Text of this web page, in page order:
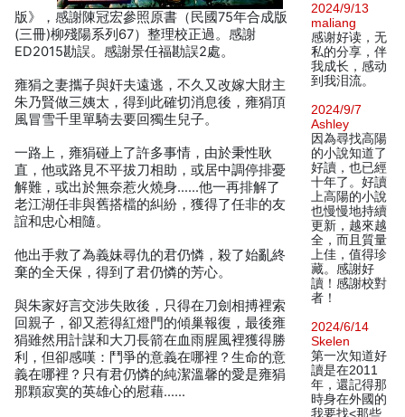
版》，感謝陳冠宏參照原書（民國75年合成版
(三冊)柳殘陽系列67）整理校正過。感謝
ED2015勘誤。感謝景任福勘誤2處。
雍狷之妻攜子與奸夫遠逃，不久又改嫁大財主
朱乃賢做三姨太，得到此確切消息後，雍狷頂
風冒雪千里單騎去要回獨生兒子。
一路上，雍狷碰上了許多事情，由於秉性耿
直，他或路見不平拔刀相助，或居中調停排憂
解難，或出於無奈惹火燒身……他一再排解了
老江湖任非與舊搭檔的糾紛，獲得了任非的友
誼和忠心相隨。
他出手救了為義妹尋仇的君仍憐，殺了始亂終
棄的全天保，得到了君仍憐的芳心。
與朱家好言交涉失敗後，只得在刀劍相搏裡索
回親子，卻又惹得紅燈門的傾巢報復，最後雍
狷雖然用計謀和大刀長箭在血雨腥風裡獲得勝
利，但卻感嘆：鬥爭的意義在哪裡？生命的意
義在哪裡？只有君仍憐的純潔溫馨的愛是雍狷
那顆寂寞的英雄心的慰藉……
2024/9/13
maliang
感谢好读，无
私的分享，伴
我成长，感动
到我泪流。
2024/9/7
Ashley
因為尋找高陽
的小說知道了
好讀，也已經
十年了。好讀
上高陽的小說
也慢慢地持續
更新，越來越
全，而且質量
上佳，值得珍
藏。感謝好
讀！感謝校對
者！
2024/6/14
Skelen
第一次知道好
讀是在2011
年，還記得那
時身在外國的
我要找<那些